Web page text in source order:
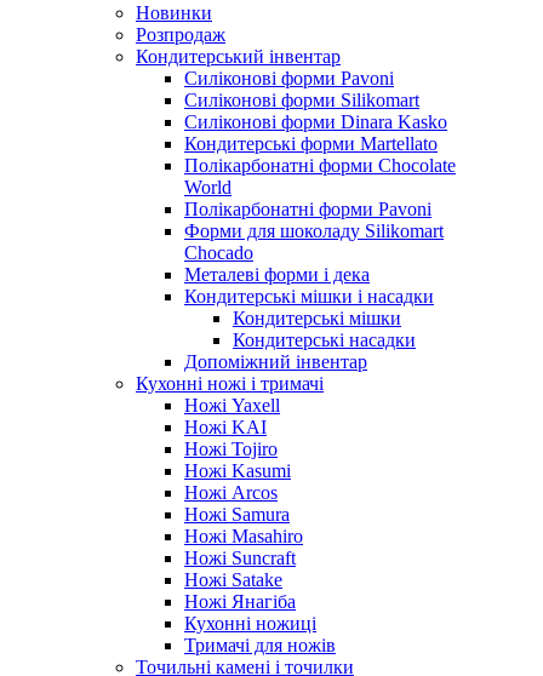
Новинки
Розпродаж
Кондитерський інвентар
Силіконові форми Pavoni
Силіконові форми Silikomart
Силіконові форми Dinara Kasko
Кондитерські форми Martellato
Полікарбонатні форми Chocolate
World
Полікарбонатні форми Pavoni
Форми для шоколаду Silikomart
Chocado
Металеві форми і дека
Кондитерські мішки і насадки
Кондитерські мішки
Кондитерські насадки
Допоміжний інвентар
Кухонні ножі і тримачі
Ножі Yaxell
Ножі KAI
Ножі Tojiro
Ножі Kasumi
Ножі Arcos
Ножі Samura
Ножі Masahiro
Ножі Suncraft
Ножі Satake
Ножі Янагіба
Кухонні ножиці
Тримачі для ножів
Точильні камені і точилки